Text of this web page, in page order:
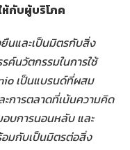
กับผู้บริโภค
นและเป็นมิตรกับสิ่ง
ค์นวัตกรรมในการใช้
เป็นแบรนด์ที่ผสม
ารตลาดที่เน้นความคิด
การนอนหลับ และ
มกับเป็นมิตรต่อสิ่ง